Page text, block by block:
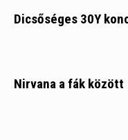
Dicsőséges 30Y
Nirvana a fák között